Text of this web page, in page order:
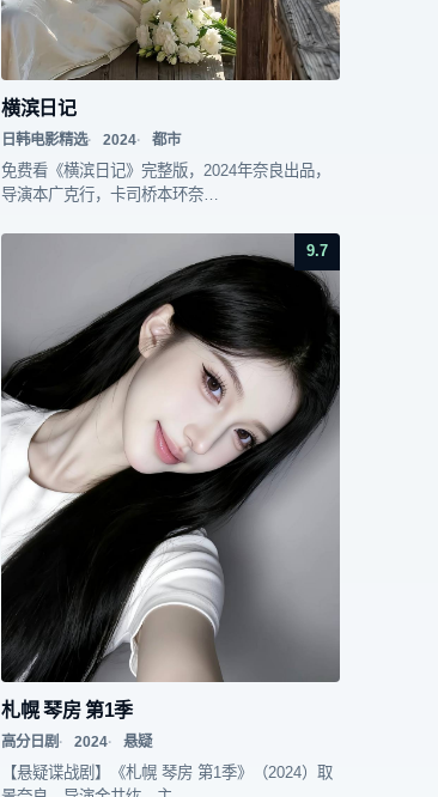
横滨日记
日韩电影精选 2024 都市
免费看《横滨日记》完整版，2024年奈良出品，
导演本广克行，卡司桥本环奈…
9.7
札幌 琴房 第1季
高分日剧 2024 悬疑
【悬疑谍战剧】《札幌 琴房 第1季》（2024）取